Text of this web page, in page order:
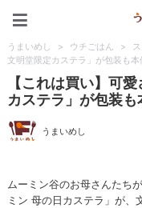
うまいめし > ウチごはん >
文明堂限定カステラ」が包装も本
【これは買い】可
カステラ」が包装も
うまいめし
ムーミン谷のお母さんたち
ミン 母の日カステラ」が、